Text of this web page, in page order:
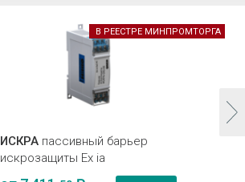
ИСКРАпассивный барьер
искрозащиты Ex ia
В РЕЕСТРЕ МИНПРОМТОРГА